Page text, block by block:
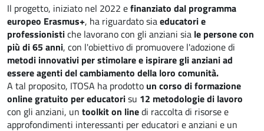
Il progetto, iniziato nel 2022 efinanziato dal programma
europeo Erasmus+, ha riguardato siaeducatori e
professionistiche lavorano con gli anziani sia le persone con
più di 65 anni, con l'obiettivo di promuovere l'adozione di
metodi innovativi per stimolare e ispirare gli anziani ad
essere agenti del cambiamento della loro comunità.
A tal proposito, ITOSA ha prodotto un corso di formazione
online gratuito per educatorisu 12 metodologie di lavoro
con gli anziani, un toolkit on linedi raccolta di risorse e
approfondimenti interessanti per educatori e anziani e un